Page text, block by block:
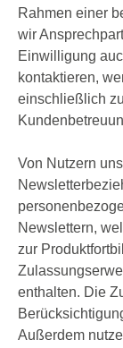
Rahmen einer
wir
Einwilligung
kontaktieren,
einschließlich
Von Nutzern
Newslettern,
zur
enthalten. Die
Außerdem